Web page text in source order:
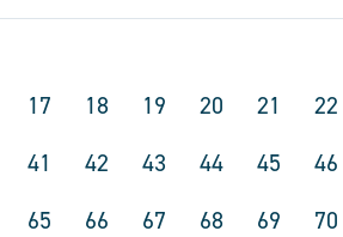
17 18 19 20 21 22
41 42 43 44 45 46
65 66 67 68 69 70